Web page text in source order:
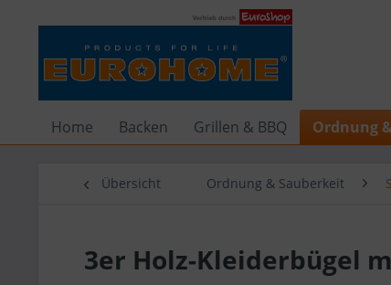
Home Backen Grillen & BBQ Ordnung
Übersicht Ordnung & Sauberkeit
3er Holz-Kleiderbügel